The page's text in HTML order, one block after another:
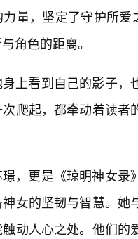
量，坚定了守护所
角色的距离。
上看到自己的影子
爬起，都牵动着读
，更是《琼明神女
女的坚韧与智慧。
动人心之处。他们